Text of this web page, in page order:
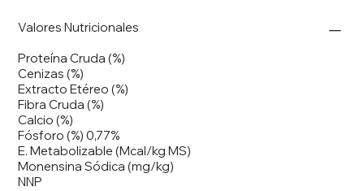
Valores Nutricionales
Proteína Cruda (%)
Cenizas (%)
Extracto Etéreo (%)
Fibra Cruda (%)
Calcio (%)
Fósforo (%) 0,77%
E. Metabolizable (Mcal/kg MS)
Monensina Sódica (mg/kg)
NNP